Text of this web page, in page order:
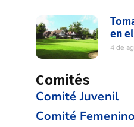
en
4 de
Comités
Comité Juvenil
Comité Femenino